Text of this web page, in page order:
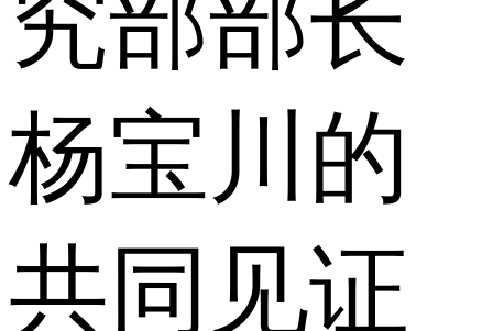
究部部长
杨宝川的
共同见证